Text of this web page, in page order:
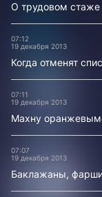
О трудовом стаже
07:12
19 декабря 2013
Когда отменят
07:11
19 декабря 2013
Махну оранжевым
07:07
19 декабря 2013
Баклажаны,